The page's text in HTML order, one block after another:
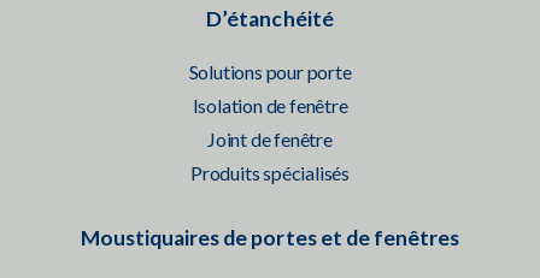
D’étanchéité
Solutions pour porte
Isolation de fenêtre
Joint de fenêtre
Produits spécialisés
Moustiquaires de portes et de fenêtres